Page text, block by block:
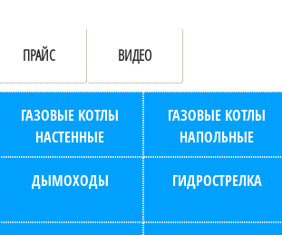
ПРАЙС ВИДЕО
ГАЗОВЫЕ КОТЛЫ
НАСТЕННЫЕ
ГАЗОВЫЕ КОТЛЫ
НАПОЛЬНЫЕ
ДЫМОХОДЫ ГИДРОСТРЕЛКА